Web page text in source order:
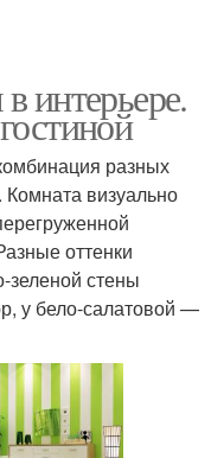
интерьере.
разных
Комната визуально
оттенки
зеленой стены
у бело-салатовой —